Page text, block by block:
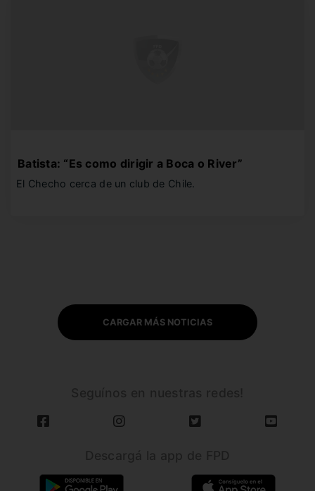
Batista: “Es como dirigir a Boca o River”
El Checho cerca de un club de Chile.
CARGAR MÁS NOTICIAS